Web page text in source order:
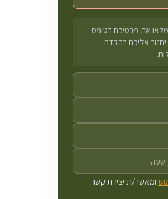
את פרטיכם בטופס
יחזור אליכם בהקדם
ומאשר/ת יצירת קשר